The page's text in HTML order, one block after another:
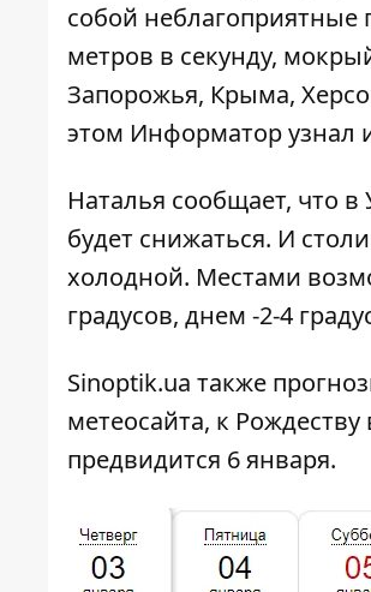
собой неблагоприятные
метров в секунду,
Запорожья, Крыма,
этом Информаторузнал
Наталья сообщает, что в
будет снижаться. И
холодной. Местами
градусов, днем ​​-2-4
Sinoptik.ua также
метеосайта, к Рождеству
предвидится 6 января.